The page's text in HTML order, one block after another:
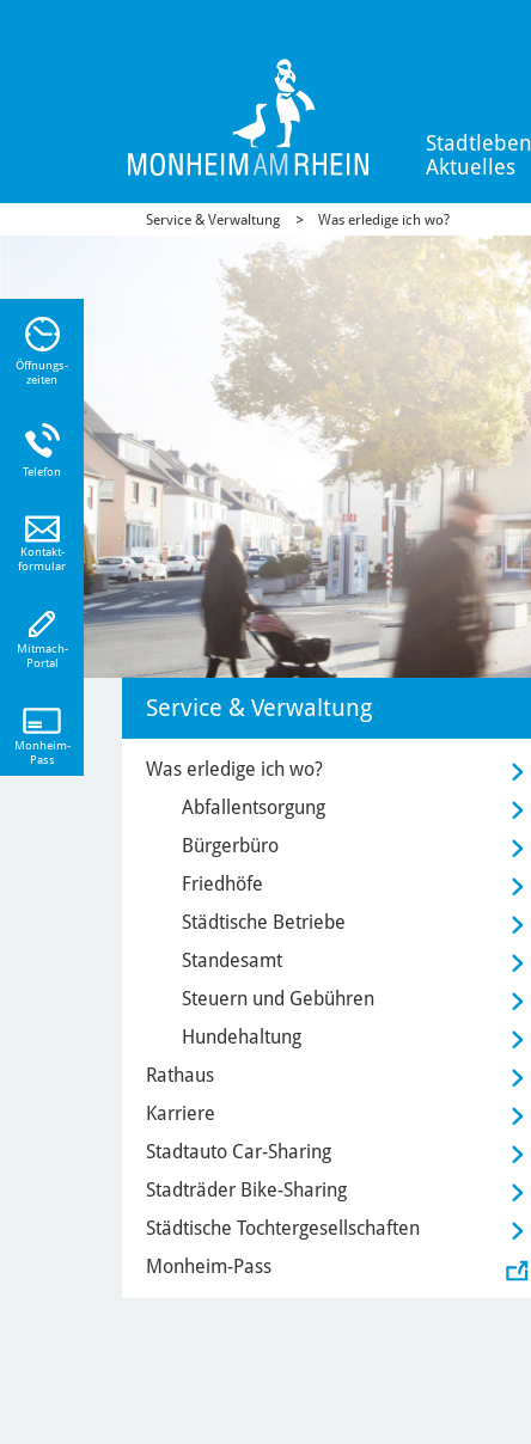
Aktuelles
Service & Verwaltung Was erledige ich wo?
Service & Verwaltung
Was erledige ich wo?
Abfallentsorgung
Bürgerbüro
Friedhöfe
Städtische Betriebe
Standesamt
Steuern und Gebühren
Hundehaltung
Rathaus
Karriere
Stadtauto Car-Sharing
Stadträder Bike-Sharing
Städtische Tochtergesellschaften
Monheim-Pass
Öffnungs-
zeiten
Telefon
Kontakt-
formular
Mitmach-
Portal
Monheim-
Pass
Sie
zu